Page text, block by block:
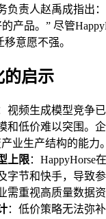
负责人赵禹成指出
产品。” 尽管
移意愿不强。
的启示
视频生成模型竞争
和低价难以突围。
业生产结构的能力。
上限：HappyHorse
字节和快手，导致
需重视高质量数据资
：低价策略无法弥